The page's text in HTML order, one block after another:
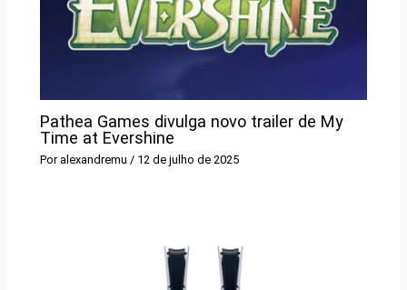
Pathea Games divulga novo trailer de My
Time at Evershine
Por alexandremu/ 12 de julho de 2025